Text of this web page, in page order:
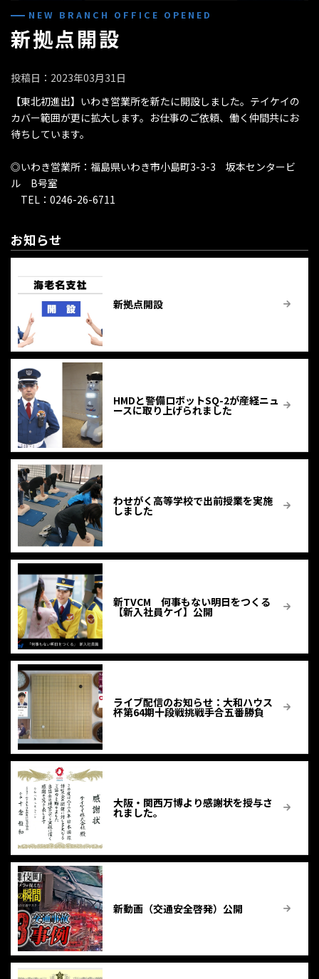
NEW BRANCH OFFICE OPENED
新拠点開設
投稿日：2023年03月31日
【東北初進出】いわき営業所を新たに開設しました。テイケイの
カバー範囲が更に拡大します。お仕事のご依頼、働く仲間共にお
待ちしています。
◎いわき営業所：福島県いわき市小島町3-3-3 坂本センタービ
ル B号室
TEL：0246-26-6711
お知らせ
新拠点開設
HMDと警備ロボットSQ-2が産経ニュ
ースに取り上げられました
わせがく高等学校で出前授業を実施
しました
新TVCM 何事もない明日をつくる
【新入社員ケイ】公開
ライブ配信のお知らせ：大和ハウス
杯第64期十段戦挑戦手合五番勝負
大阪・関西万博より感謝状を授与さ
れました。
新動画（交通安全啓発）公開